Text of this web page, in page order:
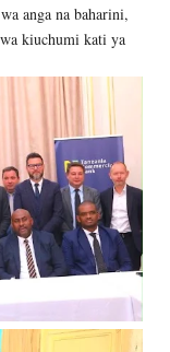
anga na baharini,
kiuchumi kati ya